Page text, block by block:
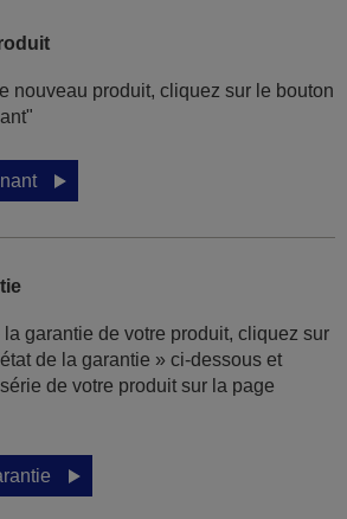
nouveau produit, cliquez sur le bouton
la garantie de votre produit, cliquez sur
de la garantie » ci-dessous et
de votre produit sur la page